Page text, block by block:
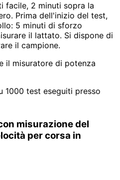
facile, 2 minuti sopra la
Prima dell'inizio del test,
5 minuti di sforzo
il lattato. Si dispone di
il campione.
il misuratore di potenza
1000 test eseguiti presso
misurazione del
per corsa in